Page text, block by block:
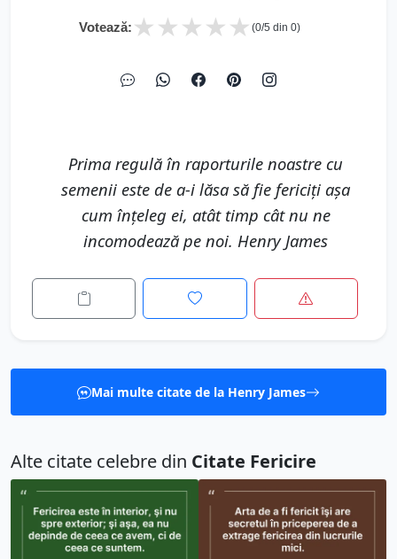
Votează: ★
★
★
★
★ (0/5 din 0)
Prima regulă în raporturile noastre cu
semenii este de a-i lăsa să fie fericiţi aşa
cum înţeleg ei, atât timp cât nu ne
incomodează pe noi. Henry James
Mai multe citate de la Henry James
Alte citate celebre din Citate Fericire